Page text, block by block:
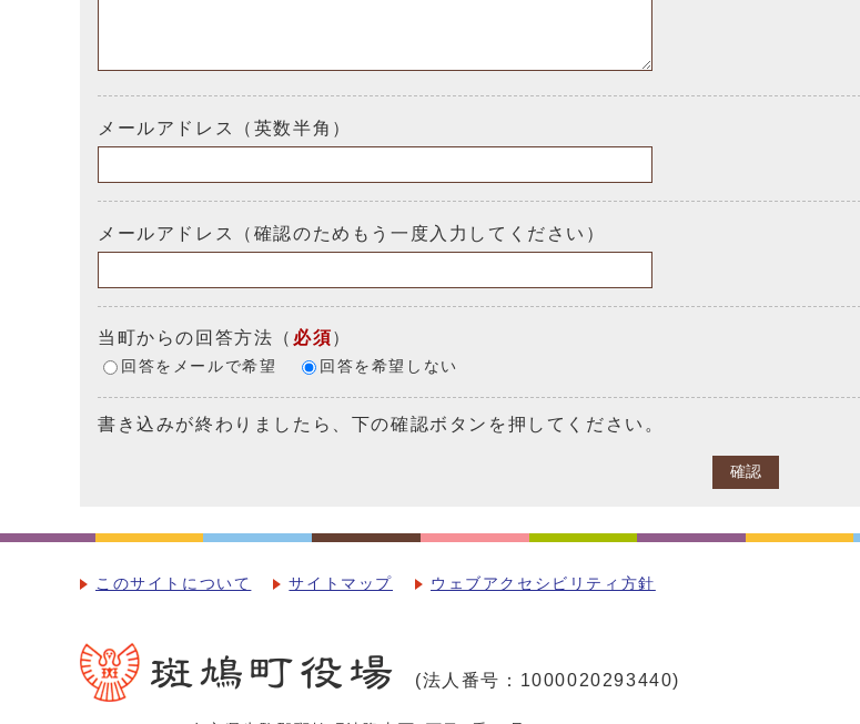
メールアドレス（英数半角）
メールアドレス（確認のためもう一度入力してください）
当町からの回答方法 （ 必須）
回答をメールで希望 回答を希望しない
書き込みが終わりましたら、下の確認ボタンを押してください。
確認
このサイトについて サイトマップ ウェブアクセシビリティ方針
(法人番号：1000020293440)